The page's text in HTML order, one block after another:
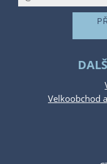
Velkoobchod